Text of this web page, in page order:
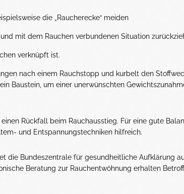
die „Raucherecke“ meiden
mit dem Rauchen verbundenen Situation
verknüpft ist.
nach einem Rauchstopp und kurbelt den
Baustein, um einer unerwünschten
Rückfall beim Rauchausstieg. Für eine gute
und Entspannungstechniken hilfreich.
die Bundeszentrale für gesundheitliche Aufklärung
Beratung zur Rauchentwöhnung erhalten